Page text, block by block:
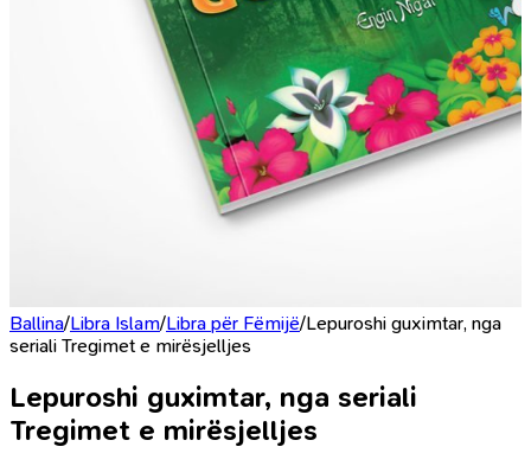
Ballina/Libra Islam/Libra për Fëmijë/Lepuroshi guximtar, nga
seriali Tregimet e mirësjelljes
Lepuroshi guximtar, nga seriali
Tregimet e mirësjelljes